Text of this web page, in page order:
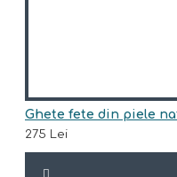
275 Lei